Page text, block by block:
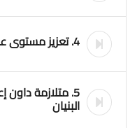
4. تعزيز مستوى عيشي الحياة
5. متلازمة
البنيان